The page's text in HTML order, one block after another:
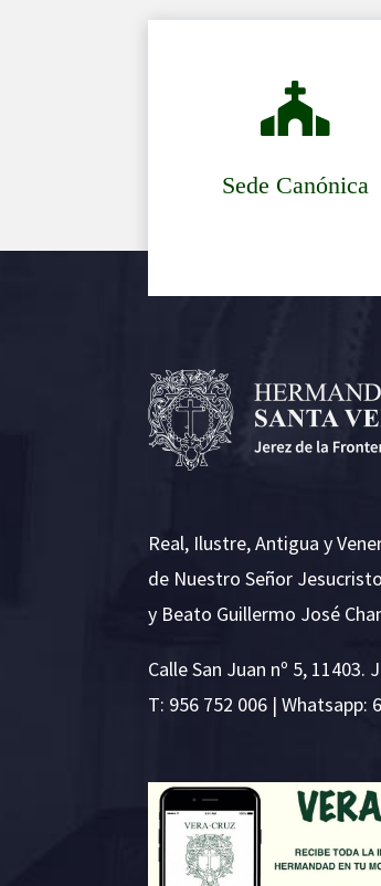

Sede Canónica
Real, Ilustre, Antigua y
de Nuestro Señor
y Beato Guillermo José
Calle San Juan nº 5,
T: 956 752 006 | Whatsapp: